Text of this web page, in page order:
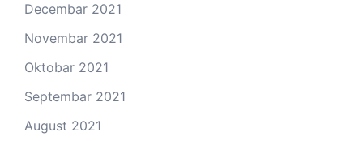
Decembar 2021
Novembar 2021
Oktobar 2021
Septembar 2021
August 2021